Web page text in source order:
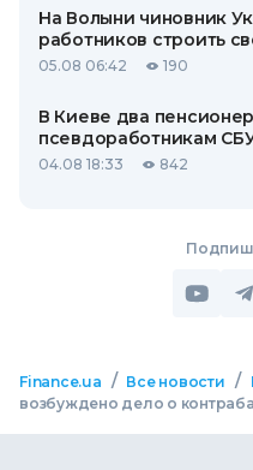
На Волыни чиновник
работников строить
05.08 06:42 190
В Киеве два
псевдоработникам
04.08 18:33 842
Finance.ua / Все новости /
возбуждено дело о